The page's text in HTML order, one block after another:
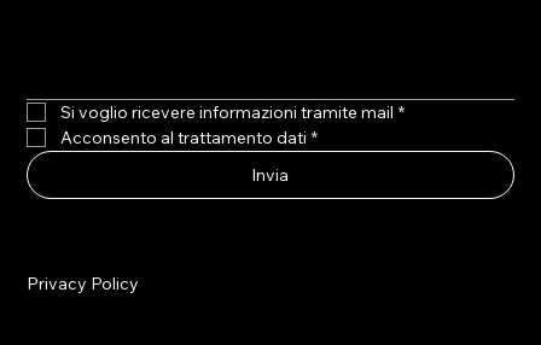
Si voglio ricevere informazioni tramite mail *
Acconsento al trattamento dati *
Invia
Privacy Policy